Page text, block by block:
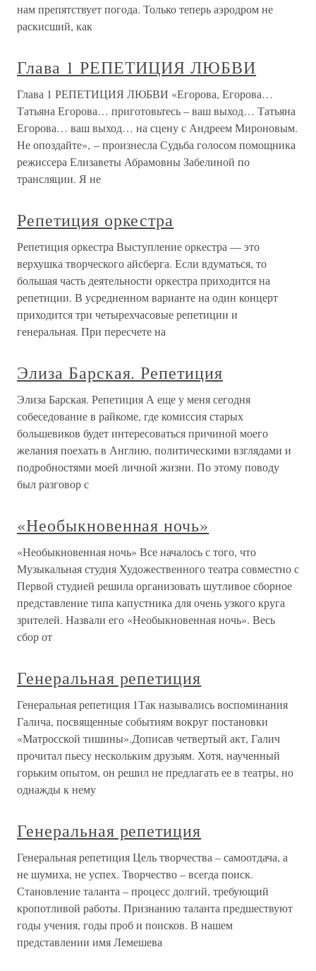
нам препятствует погода. Только теперь аэродром не
раскисший, как
Глава 1 РЕПЕТИЦИЯ ЛЮБВИ
Глава 1 РЕПЕТИЦИЯ ЛЮБВИ «Егорова, Егорова…
Татьяна Егорова… приготовьтесь – ваш выход… Татьяна
Егорова… ваш выход… на сцену с Андреем Мироновым.
Не опоздайте», – произнесла Судьба голосом помощника
режиссера Елизаветы Абрамовны Забелиной по
трансляции. Я не
Репетиция оркестра
Репетиция оркестра Выступление оркестра — это
верхушка творческого айсберга. Если вдуматься, то
большая часть деятельности оркестра приходится на
репетиции. В усредненном варианте на один концерт
приходится три четырехчасовые репетиции и
генеральная. При пересчете на
Элиза Барская. Репетиция
Элиза Барская. Репетиция А еще у меня сегодня
собеседование в райкоме, где комиссия старых
большевиков будет интересоваться причиной моего
желания поехать в Англию, политическими взглядами и
подробностями моей личной жизни. По этому поводу
был разговор с
«Необыкновенная ночь»
«Необыкновенная ночь» Все началось с того, что
Музыкальная студия Художественного театра совместно с
Первой студией решила организовать шутливое сборное
представление типа капустника для очень узкого круга
зрителей. Назвали его «Необыкновенная ночь». Весь
сбор от
Генеральная репетиция
Генеральная репетиция 1Так назывались воспоминания
Галича, посвященные событиям вокруг постановки
«Матросской тишины».Дописав четвертый акт, Галич
прочитал пьесу нескольким друзьям. Хотя, наученный
горьким опытом, он решил не предлагать ее в театры, но
однажды к нему
Генеральная репетиция
Генеральная репетиция Цель творчества – самоотдача, а
не шумиха, не успех. Творчество – всегда поиск.
Становление таланта – процесс долгий, требующий
кропотливой работы. Признанию таланта предшествуют
годы учения, годы проб и поисков. В нашем
представлении имя Лемешева